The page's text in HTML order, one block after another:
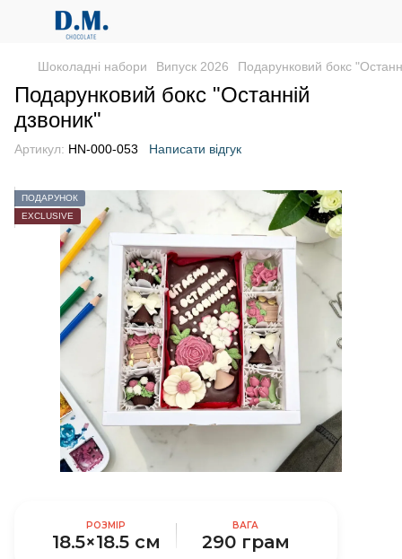
Шоколадні набори Випуск 2026 Подарунковий бокс
Подарунковий бокс "Останній
дзвоник"
Артикул: HN-000-053 Написати відгук
ПОДАРУНОК
EXCLUSIVE
РОЗМІР
18.5×18.5 см
ВАГА
290 грам